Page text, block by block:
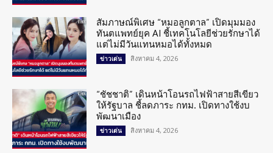
สัมภาษณ์พิเศษ “หมอลูกตาล” เปิดมุมมอง
ทันตแพทย์ยุค AI ชี้เทคโนโลยีช่วยรักษาได้
แต่ไม่มีวันแทนหมอได้ทั้งหมด
ข่าวเด่น สิงหาคม 4, 2026
“ชัชชาติ” เดินหน้าโอนรถไฟฟ้าสายสีเขียว
ให้รัฐบาล ชี้ลดภาระ กทม. เปิดทางใช้งบ
พัฒนาเมือง
ข่าวเด่น สิงหาคม 4, 2026